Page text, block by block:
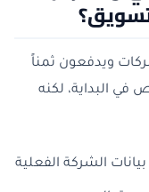
ويدفعون ثمناً
في البداية، لكنه
الشركة الفعلية